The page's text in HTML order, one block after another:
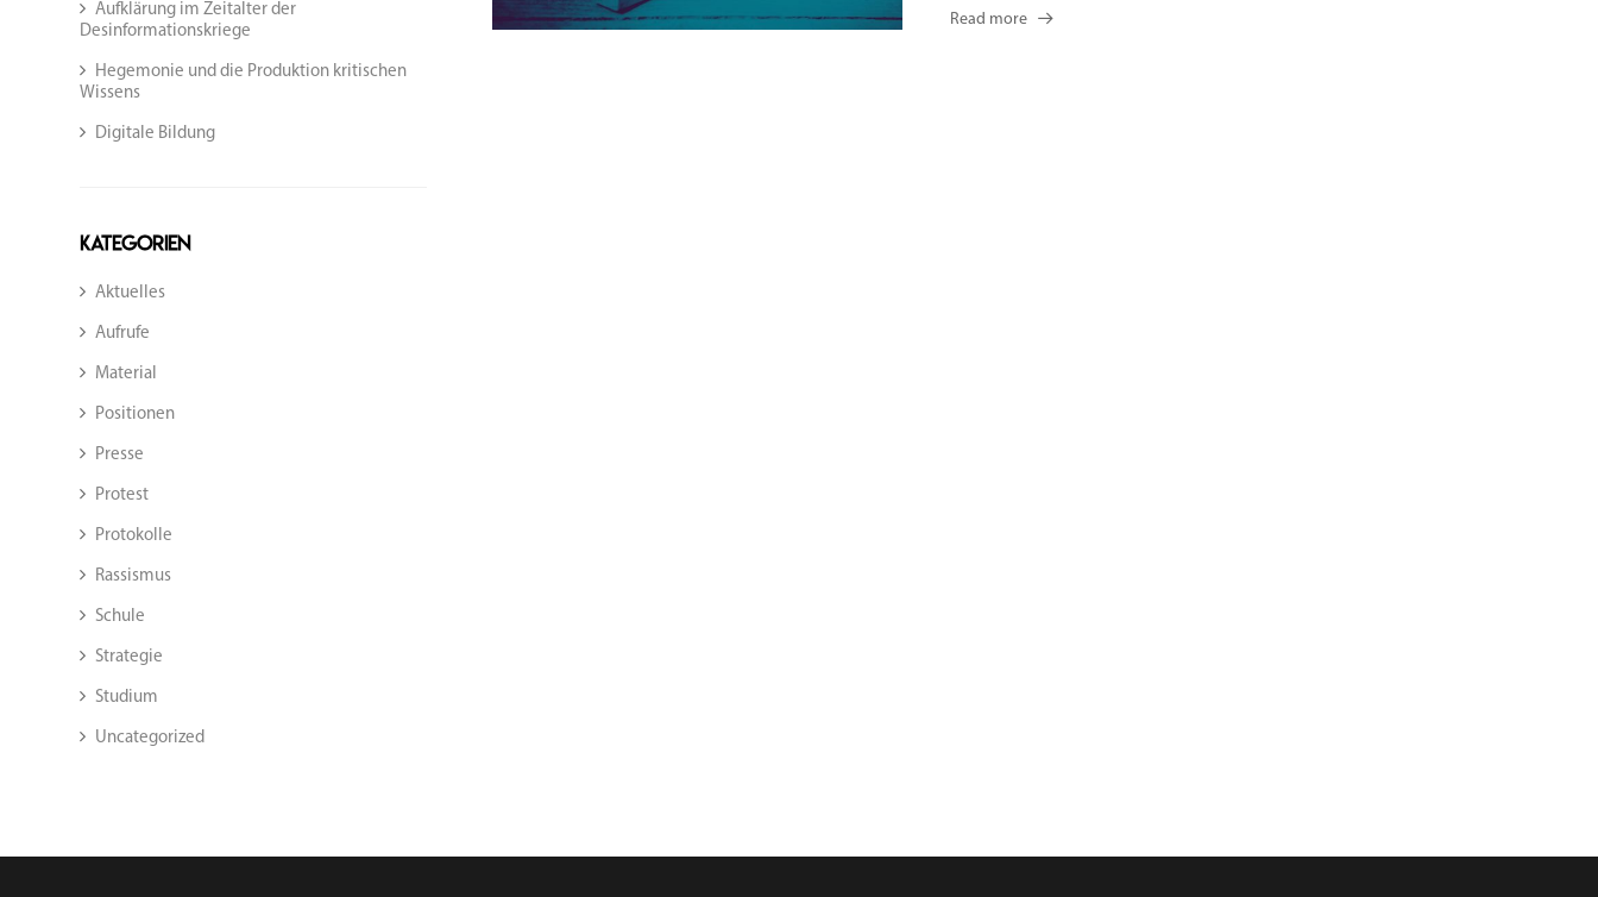
Read more
Aufklärung im Zeitalter der
Desinformationskriege
Hegemonie und die Produktion kritischen
Wissens
Digitale Bildung
Kategorien
Aktuelles
Aufrufe
Material
Positionen
Presse
Protest
Protokolle
Rassismus
Schule
Strategie
Studium
Uncategorized